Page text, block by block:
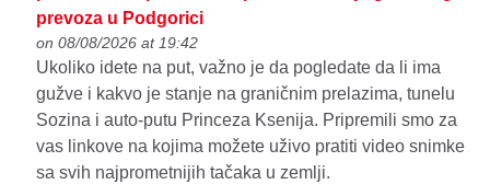
prevoza u Podgorici
on 08/08/2026 at 19:42
Ukoliko idete na put, važno je da pogledate da li ima
gužve i kakvo je stanje na graničnim prelazima, tunelu
Sozina i auto-putu Princeza Ksenija. Pripremili smo za
vas linkove na kojima možete uživo pratiti video snimke
sa svih najprometnijih tačaka u zemlji.